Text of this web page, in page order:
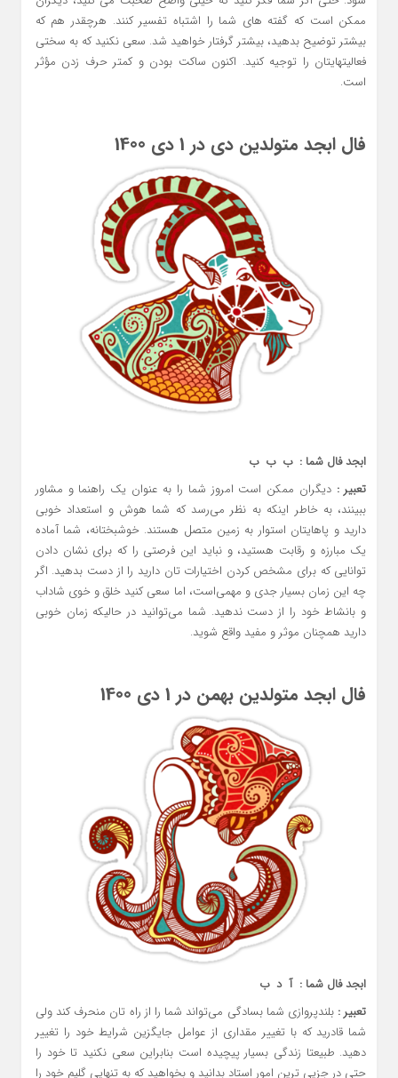
ممکن است که گفته های شما را اشتباه تفسیر کنند. هرچقدر هم که
بیشتر توضیح بدهید، بیشتر گرفتار خواهید شد. سعی نکنید که به سختی
فعالیتهایتان را توجیه کنید. اکنون ساکت بودن و کمتر حرف زدن مؤثر
است.
فال ابجد متولدین دی در 1 دی 1400
ابجد فال شما : ب ب ب
تعبیر : دیگران ممکن است امروز شما را به عنوان یک راهنما و مشاور
ببینند، به خاطر اینکه به نظر می‌رسد که شما هوش و استعداد خوبی
دارید و پاهایتان استوار به زمین متصل هستند. خوشبختانه، شما آماده
یک مبارزه و رقابت هستید، و نباید این فرصتی را که برای نشان دادن
توانایی که برای مشخص کردن اختیارات تان دارید را از دست بدهید. اگر
چه این زمان بسیار جدی و مهمی‌است، اما سعی کنید خلق و خوی شاداب
و بانشاط خود را از دست ندهید. شما می‌توانید در حالیکه زمان خوبی
دارید همچنان موثر و مفید واقع شوید.
فال ابجد متولدین بهمن در 1 دی 1400
ابجد فال شما : آ د ب
تعبیر : بلندپروازی شما بسادگی می‌تواند شما را از راه تان منحرف کند ولی
شما قادرید که با تغییر مقداری از عوامل جایگزین شرایط خود را تغییر
دهید. طبیعتا زندگی بسیار پیچیده است بنابراین سعی نکنید تا خود را
حتی در جزیی ترین امور استاد بدانید و بخواهید که به تنهایی گلیم خود را